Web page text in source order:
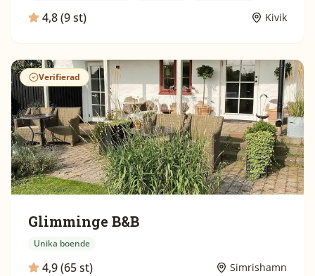
4,8 (9 st) Kivik
Verifierad
Glimminge B&B
Unika boende
4,9 (65 st) Simrishamn